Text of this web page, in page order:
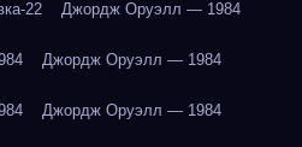
22 Джордж Оруэлл — 1984
Джордж Оруэлл — 1984
Джордж Оруэлл — 1984